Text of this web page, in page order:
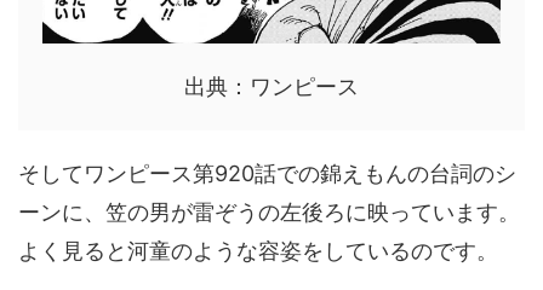
出典：ワンピース
そしてワンピース第920話での錦えもんの台詞のシ
ーンに、笠の男が雷ぞうの左後ろに映っています。
よく見ると河童のような容姿をしているのです。